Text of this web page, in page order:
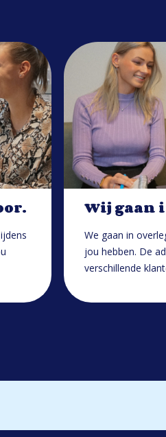
Wij gaan
We gaan in
jou hebben. De
verschillende